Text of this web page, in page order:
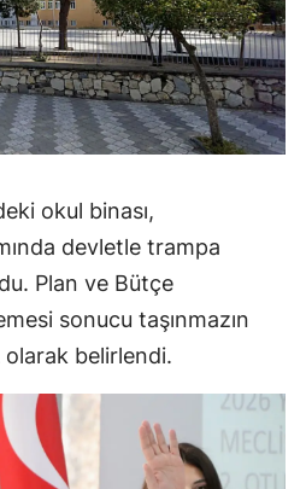
okul binası,
devletle trampa
Plan ve Bütçe
sonucu taşınmazın
belirlendi.